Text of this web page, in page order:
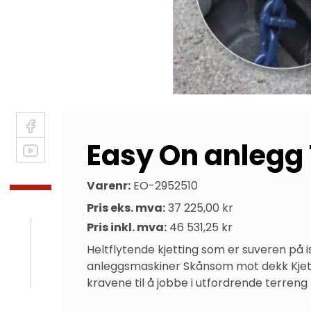
Easy On
Varenr: EO-2952510
Pris eks. mva:37 225,00 kr
Pris inkl. mva: 46 531,25 kr
Heltflytende kjetting som er suveren
anleggsmaskiner Skånsom mot dekk
kravene til å jobbe i utfordrende terreng